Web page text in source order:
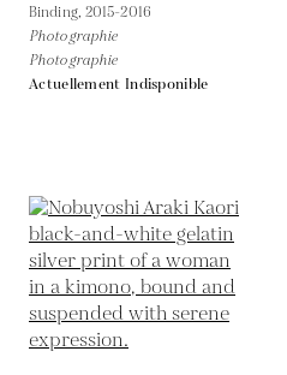
Binding, 2015-2016
Photographie
Photographie
Actuellement Indisponible